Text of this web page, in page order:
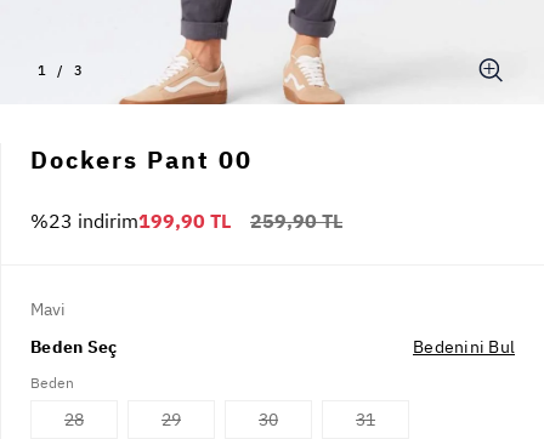
1 / 3
Dockers Pant 00
259,90 TL
%23 indirim199,90 TL
Mavi
Beden Seç
Bedenini Bul
Beden
28 29 30 31